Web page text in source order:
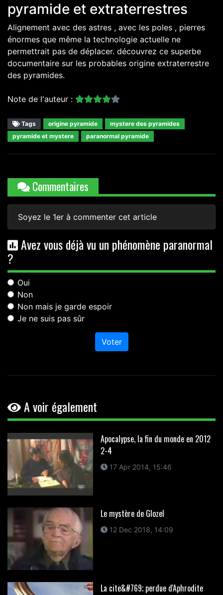
pyramide et extraterrestres
Alignement avec des astres , avec les poles , pierres
énormes que même la technologie actuelle ne
permettrait pas de déplacer. découvrez ce superbe
documentaire sur les probables origine extraterrestre
des pyramides.
Note de l'auteur :
Tags origine pyramide
mystere des pyramides
pyramide et mystere
paranormal pyramide
Commentaires
Soyez le 1er à commenter cet article
Avez vous déjà vu un phénomène paranormal
?
Oui
Non
Non mais je garde espoir
Je ne suis pas sûr
Voter
A voir également
Apocalypse, la fin du monde en 2012
2-4
17 Apr 2014, 15:46
Le mystère de Glozel
12 Dec 2018, 14:09
La cite&#769; perdue d'Aphrodite